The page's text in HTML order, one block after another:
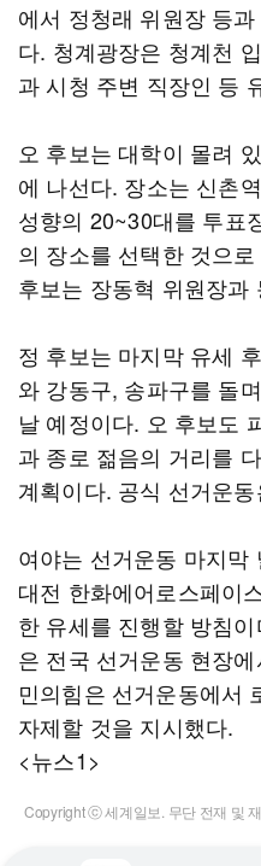
에서 정청래 위원장 등
다. 청계광장은 청계천
과 시청 주변 직장인 등
오 후보는 대학이 몰려
에 나선다. 장소는 신촌
성향의 20~30대를 투표
의 장소를 선택한 것으
후보는 장동혁 위원장과
정 후보는 마지막 유세
와 강동구, 송파구를 돌
날 예정이다. 오 후보도
과 종로 젊음의 거리를
계획이다. 공식 선거운
여야는 선거운동 마지막
대전 한화에어로스페이
한 유세를 진행할 방침
은 전국 선거운동 현장
민의힘은 선거운동에서
자제할 것을 지시했다.
<뉴스1>
Copyright ⓒ 세계일보. 무단 전재 및